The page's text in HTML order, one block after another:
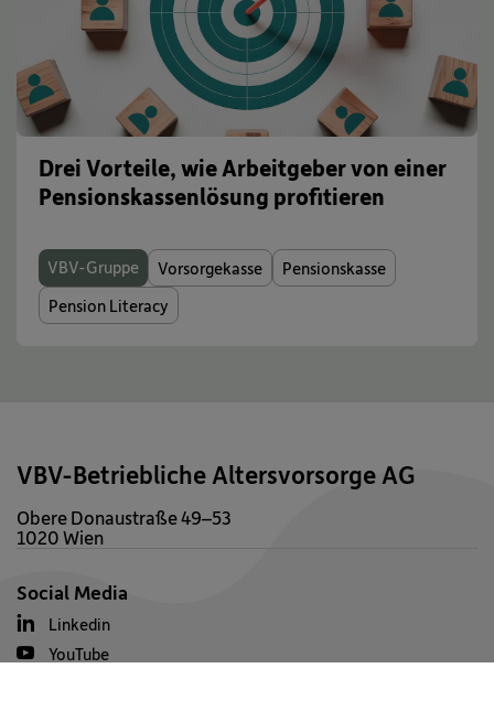
Drei Vorteile, wie Arbeitgeber von einer
Pensionskassenlösung profitieren
VBV-Gruppe Vorsorgekasse
Pensionskasse
Pension Literacy
VBV-Betriebliche Altersvorsorge AG
Obere Donaustraße 49–53
1020 Wien
Social Media
Linkedin
YouTube